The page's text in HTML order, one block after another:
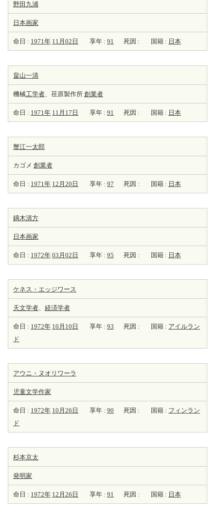
野田九浦
日本画家
命日 : 1971年 11月02日 享年 : 91 死因 : 国籍 : 日本
畠山一清
機械工学者、荏原製作所 創業者
命日 : 1971年 11月17日 享年 : 91 死因 : 国籍 : 日本
蟹江一太郎
カゴメ 創業者
命日 : 1971年 12月20日 享年 : 97 死因 : 国籍 : 日本
鏑木清方
日本画家
命日 : 1972年 03月02日 享年 : 95 死因 : 国籍 : 日本
ケネス・エッジワース
天文学者、 経済学者
命日 : 1972年 10月10日 享年 : 93 死因 : 国籍 : アイルラン
ド
アウニ・ヌオリワーラ
児童文学作家
命日 : 1972年 10月26日 享年 : 90 死因 : 国籍 : フィンラン
ド
杉本京太
発明家
命日 : 1972年 12月26日 享年 : 91 死因 : 国籍 : 日本